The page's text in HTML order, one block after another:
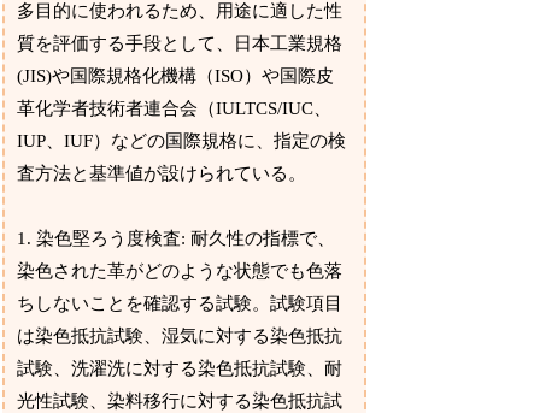
多目的に使われるため、用途に適した性
質を評価する手段として、日本工業規格
(JIS)や国際規格化機構（ISO）や国際皮
革化学者技術者連合会（IULTCS/IUC、
IUP、IUF）などの国際規格に、指定の検
査方法と基準値が設けられている。
1. 染色堅ろう度検査: 耐久性の指標で、
染色された革がどのような状態でも色落
ちしないことを確認する試験。試験項目
は染色抵抗試験、湿気に対する染色抵抗
試験、洗濯洗に対する染色抵抗試験、耐
光性試験、染料移行に対する染色抵抗試